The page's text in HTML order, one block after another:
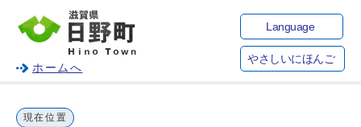
ホームへ
Language
やさしいにほんご
現在位置